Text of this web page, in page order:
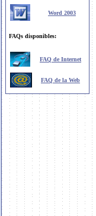
Word 2003
FAQs disponibles:
FAQ de Internet
FAQ de la Web